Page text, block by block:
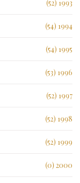
1993 (52)
1994 (54)
1995 (54)
1996 (53)
1997 (52)
1998 (52)
1999 (52)
2000 (0)